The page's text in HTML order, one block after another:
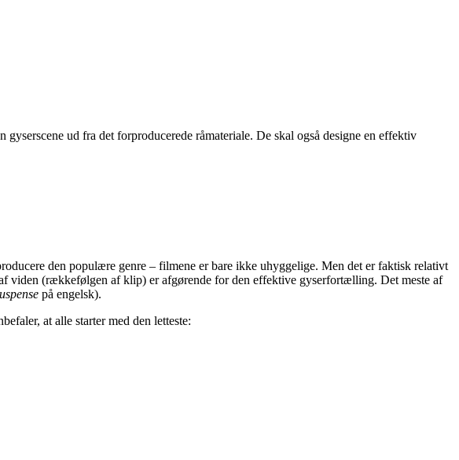
ud fra det forproducerede råmateriale. De skal også designe en effektiv
den populære genre – filmene er bare ikke uhyggelige. Men det er faktisk relativt
viden (rækkefølgen af klip) er afgørende for den effektive gyserfortælling. Det meste af
på engelsk).
at alle starter med den letteste: